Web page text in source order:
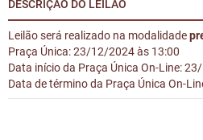
DESCRIÇÃO DO LEILÃO
Leilão será realizado na modalidade
Praça Única: 23/12/2024 às 13:00
Data início da Praça Única On-Line:
Data de término da Praça Única On-